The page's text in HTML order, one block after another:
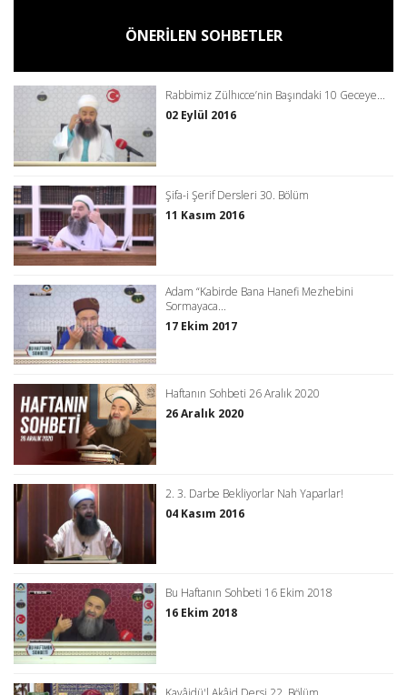
ÖNERİLEN SOHBETLER
Rabbimiz Zülhıcce’nin Başındaki 10 Geceye...
02 Eylül 2016
Şifa-i Şerif Dersleri 30. Bölüm
11 Kasım 2016
Adam “Kabirde Bana Hanefi Mezhebini
Sormayaca...
17 Ekim 2017
Haftanın Sohbeti 26 Aralık 2020
26 Aralık 2020
2. 3. Darbe Bekliyorlar Nah Yaparlar!
04 Kasım 2016
Bu Haftanın Sohbeti 16 Ekim 2018
16 Ekim 2018